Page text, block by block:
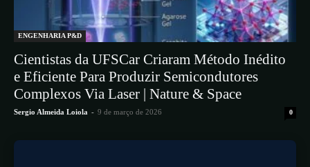
ENGENHARIA P&D
Cientistas da UFSCar Criaram Método Inédito
e Eficiente Para Produzir Semicondutores
Complexos Via Laser | Nature & Space
Sergio Almeida Loiola - 9 de março de 2026 0